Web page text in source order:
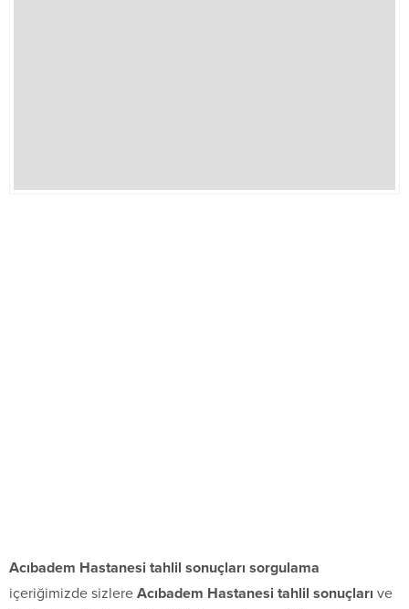
Acıbadem Hastanesi tahlil sonuçları sorgulama
içeriğimizde sizlere Acıbadem Hastanesi tahlil sonuçları ve